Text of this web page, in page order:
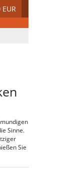
EUR
Sinne.
Sie